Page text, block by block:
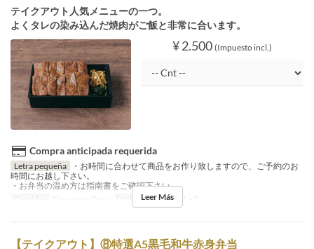
テイクアウト人気メニューの一つ。
よくタレの染み込んだ焼肉がご飯と非常に合います。
¥ 2.500 (Impuesto incl.)
Compra anticipada requerida
Letra pequeña
・お時間に合わせて商品をお作り致しますので、ご予約のお
時間にお越し下さい。
・お弁当の温め方は指南書をご確認下さい。
Comidas
Almuerzo, Cena Límite de pedido 1 ~ 5
Leer Más
【テイクアウト】⑧特選A5黒毛和牛赤身弁当